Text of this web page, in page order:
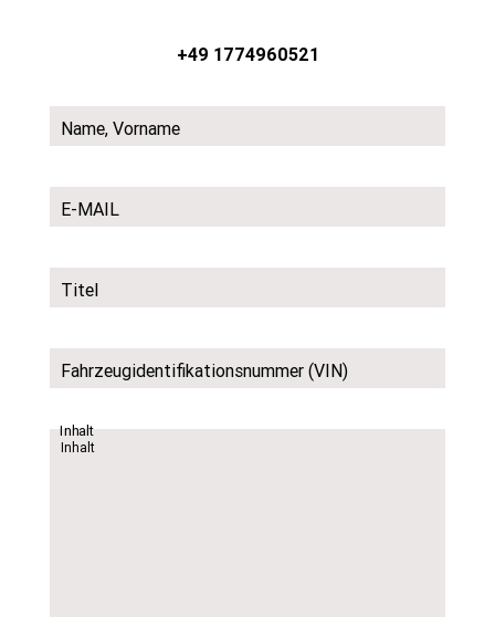
+49 1774960521
Name, Vorname
E-MAIL
Titel
Fahrzeugidentifikationsnummer (VIN)
Inhalt